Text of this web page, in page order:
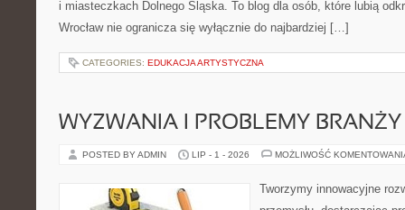
i miasteczkach Dolnego Śląska. To blog dla osób, które lubią
Wrocław nie ogranicza się wyłącznie do najbardziej […]
CATEGORIES: EDUKACJA ARTYSTYCZNA
WYZWANIA I PROBLEMY BRANŻY
POSTED BY ADMIN LIP - 1 - 2026 MOŻLIWOŚĆ
Tworzymy innowacyjne